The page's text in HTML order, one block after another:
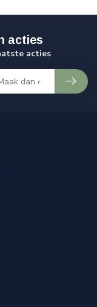
acties
acties